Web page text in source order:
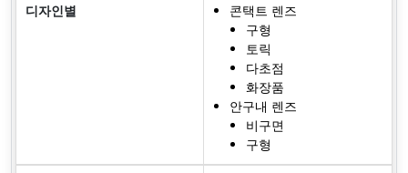
디자인별
콘택트 렌즈
구형
토릭
다초점
화장품
안구내 렌즈
비구면
구형